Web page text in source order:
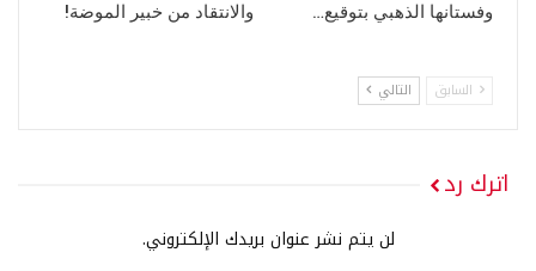
وفستانها الذهبي بتوقيع…
والانتقاد من خبير الموضة!
السابق التالي
اترك رد
لن يتم نشر عنوان بريدك الإلكتروني.